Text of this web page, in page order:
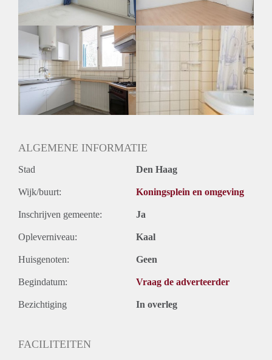
ALGEMENE INFORMATIE
Stad Den Haag
Wijk/buurt: Koningsplein en omgeving
Inschrijven gemeente: Ja
Opleverniveau: Kaal
Huisgenoten: Geen
Begindatum: Vraag de adverteerder
Bezichtiging In overleg
FACILITEITEN